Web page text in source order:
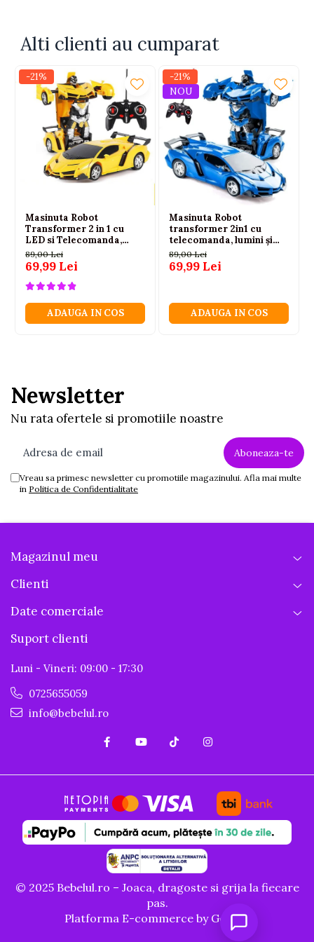
Roti pentru deplasare pe diverse suprafete
Aripi si ampenaj pentru asamblare
Telecomanda
Alti clienti au cumparat
-21%
Masinuta Robot
Transformer 2 in 1 cu
LED si Telecomanda,
Scara 1:18, Galbena, 6 ani+
89,00 Lei
69,99 Lei
ADAUGA IN COS
-21%
NOU
Masinuta Robot
transformer 2in1 cu
telecomanda, lumini și
sunete, 1:18, albastra, 2.4
GHz, 6 ani+
89,00 Lei
69,99 Lei
ADAUGA IN COS
Newsletter
Nu rata ofertele si promotiile noastre
Vreau sa primesc newsletter cu promotiile magazinului. Afla mai multe
in Politica de Confidentialitate
Magazinul meu
Clienti
Date comerciale
Suport clienti
Luni - Vineri: 09:00 - 17:30
0725655059
info@bebelul.ro
© 2025 Bebelul.ro – Joaca, dragoste si grija la fiecare
pas.
Platforma E-commerce by Gomag